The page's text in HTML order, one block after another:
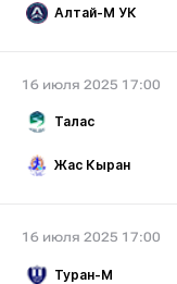
Алтай-М УК
16 июля 2025 17:00
Талас
Жас Кыран
16 июля 2025 17:00
Туран-М